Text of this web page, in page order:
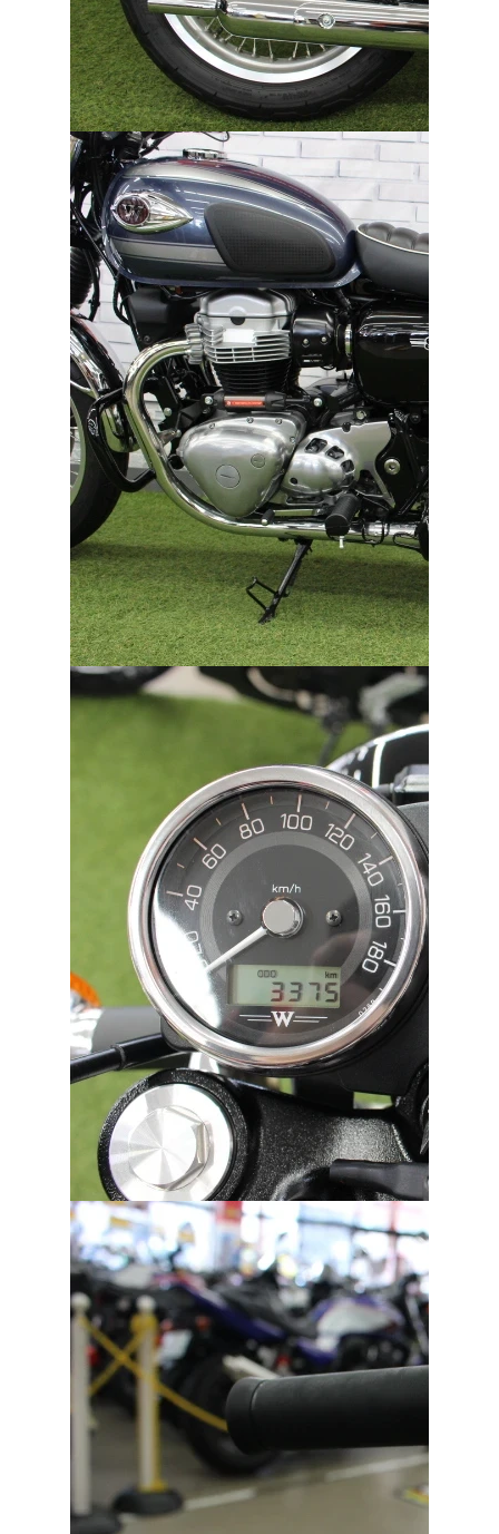
お客様のご希望に沿ったお見積もりを作
成することも可能です！
是非、「お問い合わせ・来店予約」ボタ
ンよりお気軽にご依頼ください。